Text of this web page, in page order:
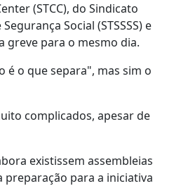
(STCC), do Sindicato
Social (STSSSS) e
greve para o mesmo dia.
é o que separa", mas sim o
complicados, apesar de
existissem assembleias
para a iniciativa